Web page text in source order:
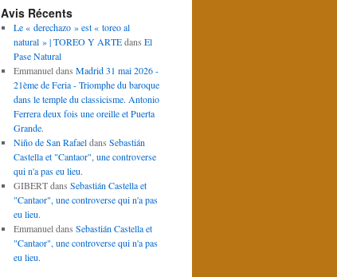
Avis Récents
Le « derechazo » est « toreo al
natural » | TOREO Y ARTEdans El
Pase Natural
Emmanueldans Madrid 31 mai 2026 -
21ème de Feria - Triomphe du baroque
dans le temple du classicisme. Antonio
Ferrera deux fois une oreille et Puerta
Grande.
Niño de San Rafaeldans Sebastián
Castella et "Cantaor", une controverse
qui n'a pas eu lieu.
GIBERTdans Sebastián Castella et
"Cantaor", une controverse qui n'a pas
eu lieu.
Emmanueldans Sebastián Castella et
"Cantaor", une controverse qui n'a pas
eu lieu.